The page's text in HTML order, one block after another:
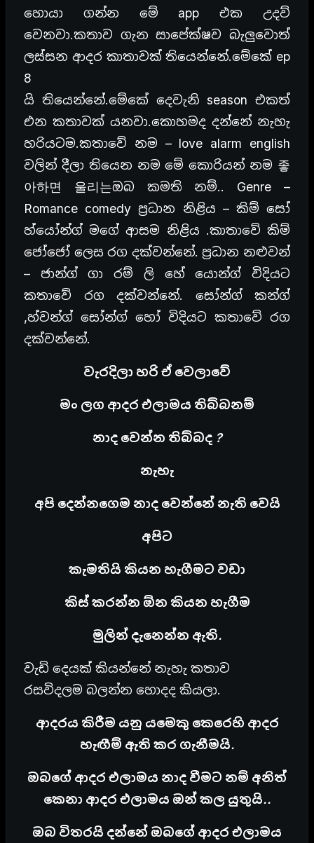
හොයා ගන්න මේ app එක උදව්
වෙනවා.කතාව ගැන සාපේක්ෂව බැලුවොත්
ලස්සන ආදර කාතාවක් තියෙන්නේ.මේකේ ep
8
යි තියෙන්නේ.මේකේ දෙවැනි season එකත්
එන කතාවක් යනවා.කොහමද දන්නේ නැහැ
හරියටම.කතාවේ නම – love alarm english
වලින් දීලා තියෙන නම මේ කොරියන් නම 좋
아하면 울리는ඔබ කමති නම්.. Genre –
Romance comedy ප්‍රධාන නිළිය – කිම් සෝ
හ්යෝන්ග් මගේ ආසම නිළිය .කාතාවේ කිම්
ජෝජෝ ලෙස රග දක්වන්නේ. ප්‍රධාන නළුවන්
– ජාන්ග් ගා රම් ලි හේ යොන්ග් විදියට
කතාවේ රග දක්වන්නේ. සෝන්ග් කන්ග්
,හ්වන්ග් සෝන්ග් හෝ විදියට කතාවේ රග
දක්වන්නේ.
වැරදිලා හරි ඒ වෙලාවේ
මං ලග ආදර එලාමය තිබ්බනම්
නාද වෙන්න තිබ්බද ?
නැහැ
අපි දෙන්නගෙම නාද වෙන්නේ නැති වෙයි
අපිට
කැමතියි කියන හැගීමට වඩා
කිස් කරන්න ඕන කියන හැගීම
මුලින් දැනෙන්න ඇති.
වැඩි දෙයක් කියන්නේ නැහැ කතාව
රසවිදලම බලන්න හොදද කියලා.
ආදරය කිරීම යනු යමෙකු කෙරෙහි ආදර
හැඟීම් ඇති කර ගැනීමයි.
ඔබගේ ආදර එලාමය නාද වීමට නම් අනිත්
කෙනා ආදර එලාමය ඔන් කල යුතුයි..
ඔබ විතරයි දන්නේ ඔබගේ ආදර එලාමය